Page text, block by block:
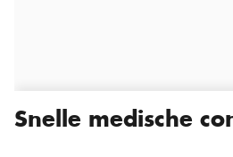
Snelle medische